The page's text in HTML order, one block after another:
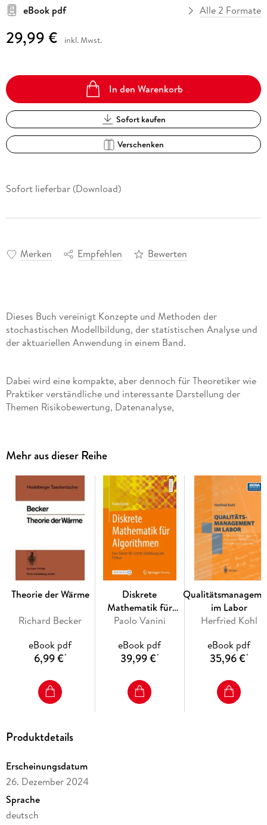
eBook pdf
Alle 2 Formate
29,99 € inkl. Mwst.
In den Warenkorb
Sofort kaufen
Verschenken
Sofort lieferbar (Download)
Merken Empfehlen Bewerten
Dieses Buch vereinigt Konzepte und Methoden der
stochastischen Modellbildung, der statistischen Analyse und
der aktuariellen Anwendung in einem Band.
Dabei wird eine kompakte, aber dennoch für Theoretiker wie
Praktiker verständliche und interessante Darstellung der
Themen Risikobewertung, Datenanalyse,
Zahlreiche Beispiele illustrieren die Anwendung der Konzepte
in der aktuariellen Praxis, wobei auf Modelle aus der
Personen- und Sachversicherung und der Finanzmathematik
eingegangen wird.
Inhaltsverzeichnis
1. Quantifizierung und Bewertung von Risiken. - 2.
Punktschätzung. - 4. Hypothesentests. - 5. Lineare und
verallgemeinerte lineare Regression. - 6. Stochastische
Differenzialrechnung. - 8. Zeitreihenanalyse. - 9. Biometrie. -
10. Credibility-Modelle. - 11. Simulation.
Mehr aus dieser Reihe
Theorie der Wärme
Richard Becker
eBook pdf
6,99 €*
Diskrete
Mathematik für
Algorithmen
Paolo Vanini
eBook pdf
39,99 €*
im Labor
Herfried Kohl
eBook pdf
35,96 €*
Produktdetails
Erscheinungsdatum
26. Dezember 2024
Sprache
deutsch